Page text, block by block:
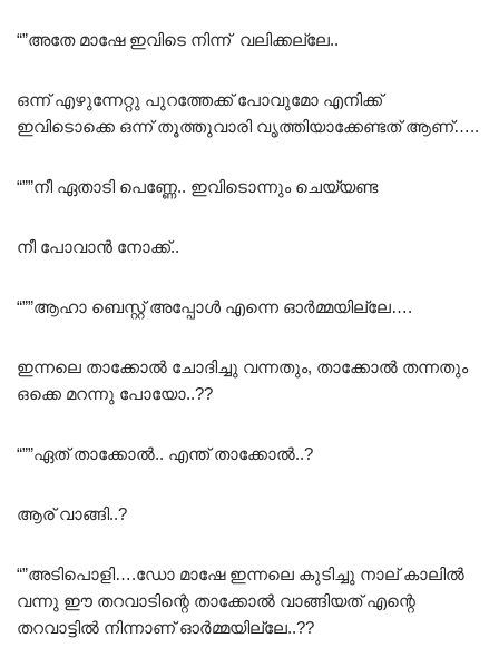
“”അതേ മാഷേ ഇവിടെ നിന്ന് വലിക്കല്ലേ..
ഒന്ന് എഴുന്നേറ്റു പുറത്തേക്ക് പോവുമോ എനിക്ക്
ഇവിടൊക്കെ ഒന്ന് തൂത്തുവാരി വൃത്തിയാക്കേണ്ടത് ആണ്…..
“””നീ ഏതാടി പെണ്ണേ.. ഇവിടൊന്നും ചെയ്യണ്ട
നീ പോവാൻ നോക്ക്..
“””ആഹാ ബെസ്റ്റ് അപ്പോൾ എന്നെ ഓർമ്മയില്ലേ….
ഇന്നലെ താക്കോൽ ചോദിച്ചു വന്നതും, താക്കോൽ തന്നതും
ഒക്കെ മറന്നു പോയോ..??
“””ഏത് താക്കോൽ.. എന്ത് താക്കോൽ..?
ആര് വാങ്ങി..?
“”അടിപൊളി….ഡോ മാഷേ ഇന്നലെ കുടിച്ചു നാല് കാലിൽ
വന്നു ഈ തറവാടിന്റെ താക്കോൽ വാങ്ങിയത് എന്റെ
തറവാട്ടിൽ നിന്നാണ് ഓർമ്മയില്ലേ..??